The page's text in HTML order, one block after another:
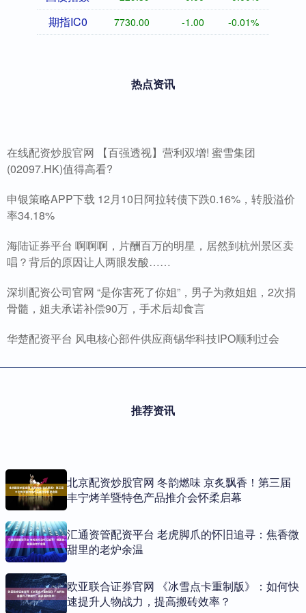
期指IC0 7730.00 -1.00 -0.01%
热点资讯
在线配资炒股官网 【百强透视】营利双增! 蜜雪集团
(02097.HK)值得高看?
申银策略APP下载 12月10日阿拉转债下跌0.16%，转股溢价
率34.18%
海陆证券平台 啊啊啊，片酬百万的明星，居然到杭州景区卖
唱？背后的原因让人两眼发酸……
深圳配资公司官网 “是你害死了你姐”，男子为救姐姐，2次捐
骨髓，姐夫承诺补偿90万，手术后却食言
华楚配资平台 风电核心部件供应商锡华科技IPO顺利过会
推荐资讯
北京配资炒股官网 冬韵燃味 京炙飘香！第三届
丰宁烤羊暨特色产品推介会怀柔启幕
汇通资管配资平台 老虎脚爪的怀旧追寻：焦香微
甜里的老炉余温
欧亚联合证券官网 《冰雪点卡重制版》：如何快
速提升人物战力，提高搬砖效率？